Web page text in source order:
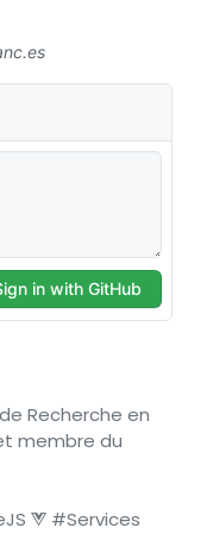
Recherche en
membre du
#Services